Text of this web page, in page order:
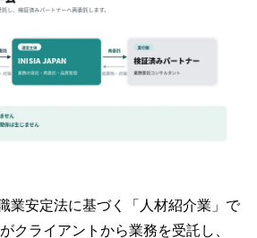
業安定法に基づく「人材紹介業」で
クライアントから業務を受託し、